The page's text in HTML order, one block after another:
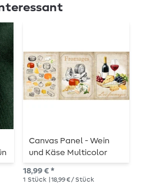
Canvas Panel - Wein
und Käse Multicolor
18,99 € *
1 Stück | 18,99 € / Stück